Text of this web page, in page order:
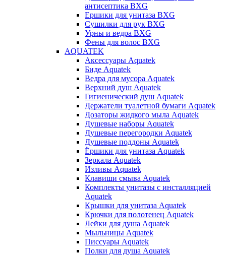
антисептика BXG
Ершики для унитаза BXG
Сушилки для рук BXG
Урны и ведра BXG
Фены для волос BXG
AQUATEK
Аксессуары Aquatek
Биде Aquatek
Ведра для мусора Aquatek
Верхний душ Aquatek
Гигиенический душ Aquatek
Держатели туалетной бумаги Aquatek
Дозаторы жидкого мыла Aquatek
Душевые наборы Aquatek
Душевые перегородки Aquatek
Душевые поддоны Aquatek
Ёршики для унитаза Aquatek
Зеркала Aquatek
Изливы Aquatek
Клавиши смыва Aquatek
Комплекты унитазы с инсталляцией
Aquatek
Крышки для унитаза Aquatek
Крючки для полотенец Aquatek
Лейки для душа Aquatek
Мыльницы Aquatek
Писсуары Aquatek
Полки для душа Aquatek